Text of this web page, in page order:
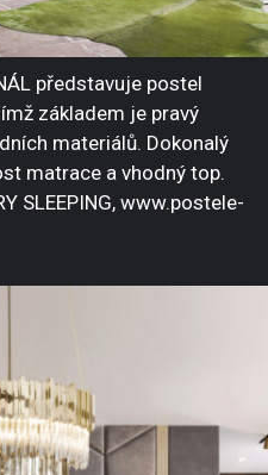
představuje postel
základem je pravý
materiálů. Dokonalý
matrace a vhodný top.
SLEEPING, www.postele-